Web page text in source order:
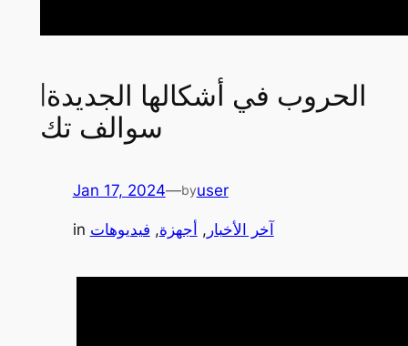
الحروب في أشكالها الجديدة|
سوالف تك
Jan 17, 2024—byuser
in آخر الأخبار , أجهزة, فيديوهات